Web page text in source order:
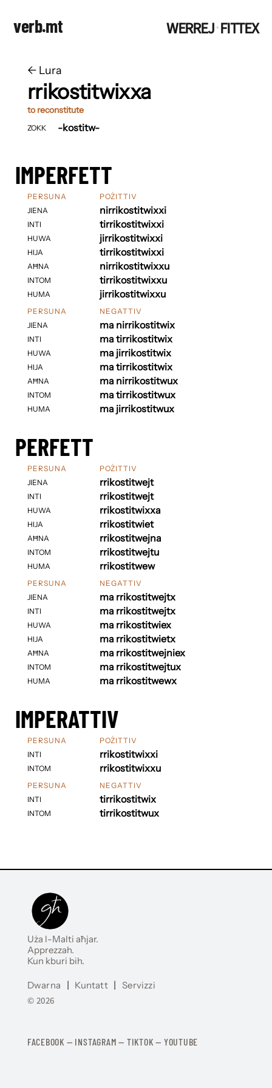
verb.mt WERREJ·FITTEX
← ​​Lura
rrikostitwixxa
to reconstitute
ZOKK -kostitw-
IMPERFETT
PERSUNA
JIENA
INTI
HUWA
HIJA
AĦNA
INTOM
HUMA
POŻITTIV
nirrikostitwixxi
tirrikostitwixxi
jirrikostitwixxi
tirrikostitwixxi
nirrikostitwixxu
tirrikostitwixxu
jirrikostitwixxu
PERSUNA
JIENA
INTI
HUWA
HIJA
AĦNA
INTOM
HUMA
NEGATTIV
ma nirrikostitwix
ma tirrikostitwix
ma jirrikostitwix
ma tirrikostitwix
ma nirrikostitwux
ma tirrikostitwux
ma jirrikostitwux
PERFETT
PERSUNA
JIENA
INTI
HUWA
HIJA
AĦNA
INTOM
HUMA
POŻITTIV
rrikostitwejt
rrikostitwejt
rrikostitwixxa
rrikostitwiet
rrikostitwejna
rrikostitwejtu
rrikostitwew
PERSUNA
JIENA
INTI
HUWA
HIJA
AĦNA
INTOM
HUMA
NEGATTIV
ma rrikostitwejtx
ma rrikostitwejtx
ma rrikostitwiex
ma rrikostitwietx
ma rrikostitwejniex
ma rrikostitwejtux
ma rrikostitwewx
IMPERATTIV
PERSUNA
INTI
INTOM
POŻITTIV
rrikostitwixxi
rrikostitwixxu
PERSUNA
INTI
INTOM
NEGATTIV
tirrikostitwix
tirrikostitwux
Uża l-Malti aħjar.
Apprezzah.
Kun kburi bih.
Dwarna | Kuntatt | Servizzi
© 2026
FACEBOOK — INSTAGRAM — TIKTOK — YOUTUBE